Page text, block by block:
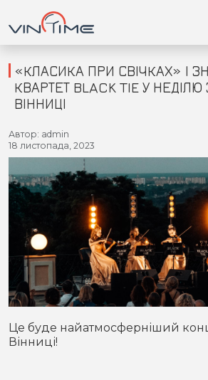
Головна
Війна
Новини
Здоров'я
Приватна думка
В кулуарах
Місто
«КЛАСИКА ПРИ СВІЧКАХ» І
КВАРТЕТ BLACK TIE У
ВІННИЦІ
Автор: admin
18 листопада, 2023
Це буде найатмосферніший
Вінниці!